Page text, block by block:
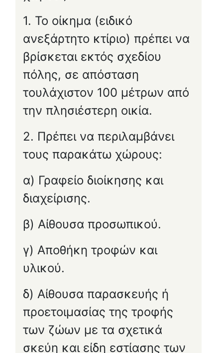
1. Το οίκημα (ειδικό
ανεξάρτητο κτίριο) πρέπει να
βρίσκεται εκτός σχεδίου
πόλης, σε απόσταση
τουλάχιστον 100 μέτρων από
την πλησιέστερη οικία.
2. Πρέπει να περιλαμβάνει
τους παρακάτω χώρους:
α) Γραφείο διοίκησης και
διαχείρισης.
β) Αίθουσα προσωπικού.
γ) Αποθήκη τροφών και
υλικού.
δ) Αίθουσα παρασκευής ή
προετοιμασίας της τροφής
των ζώων με τα σχετικά
σκεύη και είδη εστίασης των